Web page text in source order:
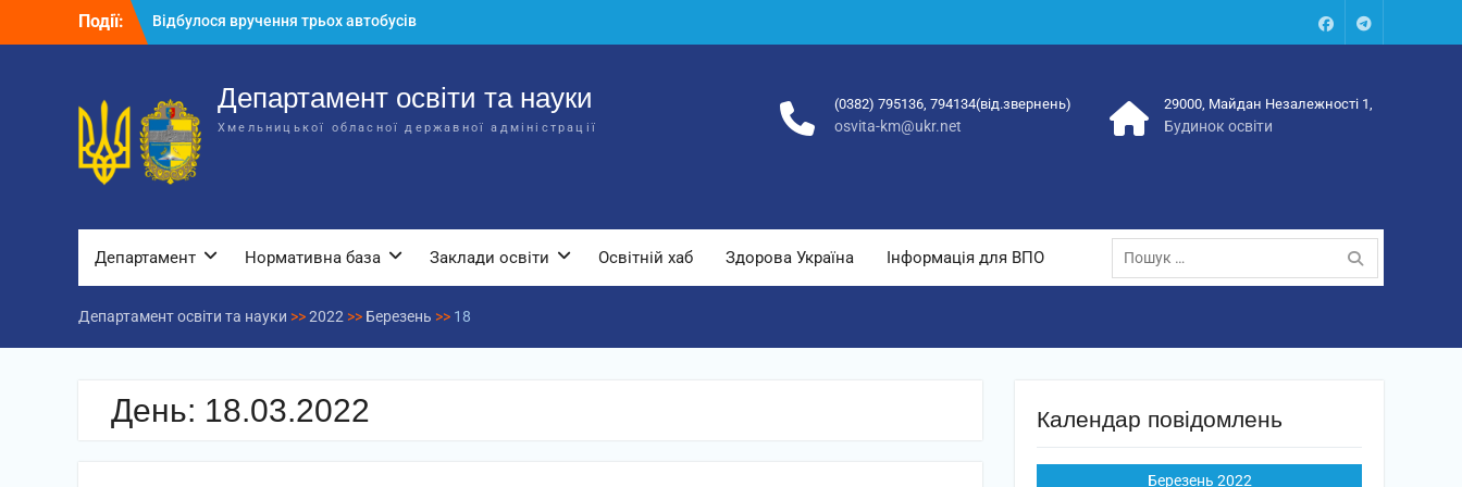
Події:
Відбулося вручення трьох автобусів
для потреб закладів освіти
Департаменту освіти та науки обласної
державної адміністрації
Відбулась обласна нарада для
відповідальних за національно-
патріотичне виховання
FacebookTalegram
Департамент освіти та науки
Хмельницької обласної державної адміністрації
(0382) 795136, 794134(від.звернень)
osvita-km@ukr.net
29000, Майдан Незалежності 1,
Будинок освіти
Департамент Нормативна база Заклади освіти Освітній хаб Здорова Україна Інформація для ВПО
Пошук:
Департамент освіти та науки >>2022 >> Березень >> 18
День: 18.03.2022 Календар повідомлень
Березень 2022